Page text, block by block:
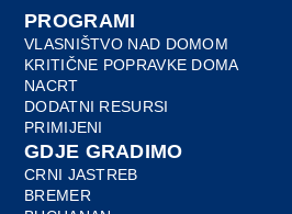
PROGRAMI
VLASNIŠTVO NAD DOMOM
KRITIČNE POPRAVKE DOMA
NACRT
DODATNI RESURSI
PRIMIJENI
GDJE GRADIMO
CRNI JASTREB
BREMER